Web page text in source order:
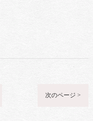
次のページ >